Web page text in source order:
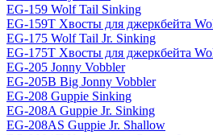
EG-159 Wolf Tail Sinking
EG-159T Хвосты для джеркбейта
EG-175 Wolf Tail Jr. Sinking
EG-175T Хвосты для джеркбейта
EG-205 Jonny Vobbler
EG-205B Big Jonny Vobbler
EG-208 Guppie Sinking
EG-208A Guppie Jr. Sinking
EG-208AS Guppie Jr. Shallow